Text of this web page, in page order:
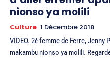
nionso ya molili
Culture 1 Décembre 2018
VIDEO. 2è femme de Ferre, Jenny
makambu nionso ya molili.